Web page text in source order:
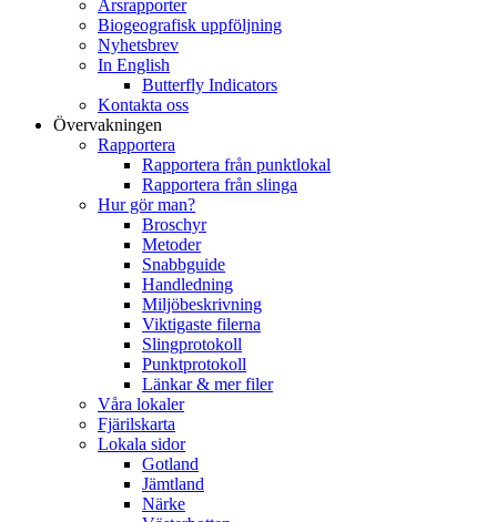
Årsrapporter
Biogeografisk uppföljning
Nyhetsbrev
In English
Butterfly Indicators
Kontakta oss
Övervakningen
Rapportera
Rapportera från punktlokal
Rapportera från slinga
Hur gör man?
Broschyr
Metoder
Snabbguide
Handledning
Miljöbeskrivning
Viktigaste filerna
Slingprotokoll
Punktprotokoll
Länkar & mer filer
Våra lokaler
Fjärilskarta
Lokala sidor
Gotland
Jämtland
Närke